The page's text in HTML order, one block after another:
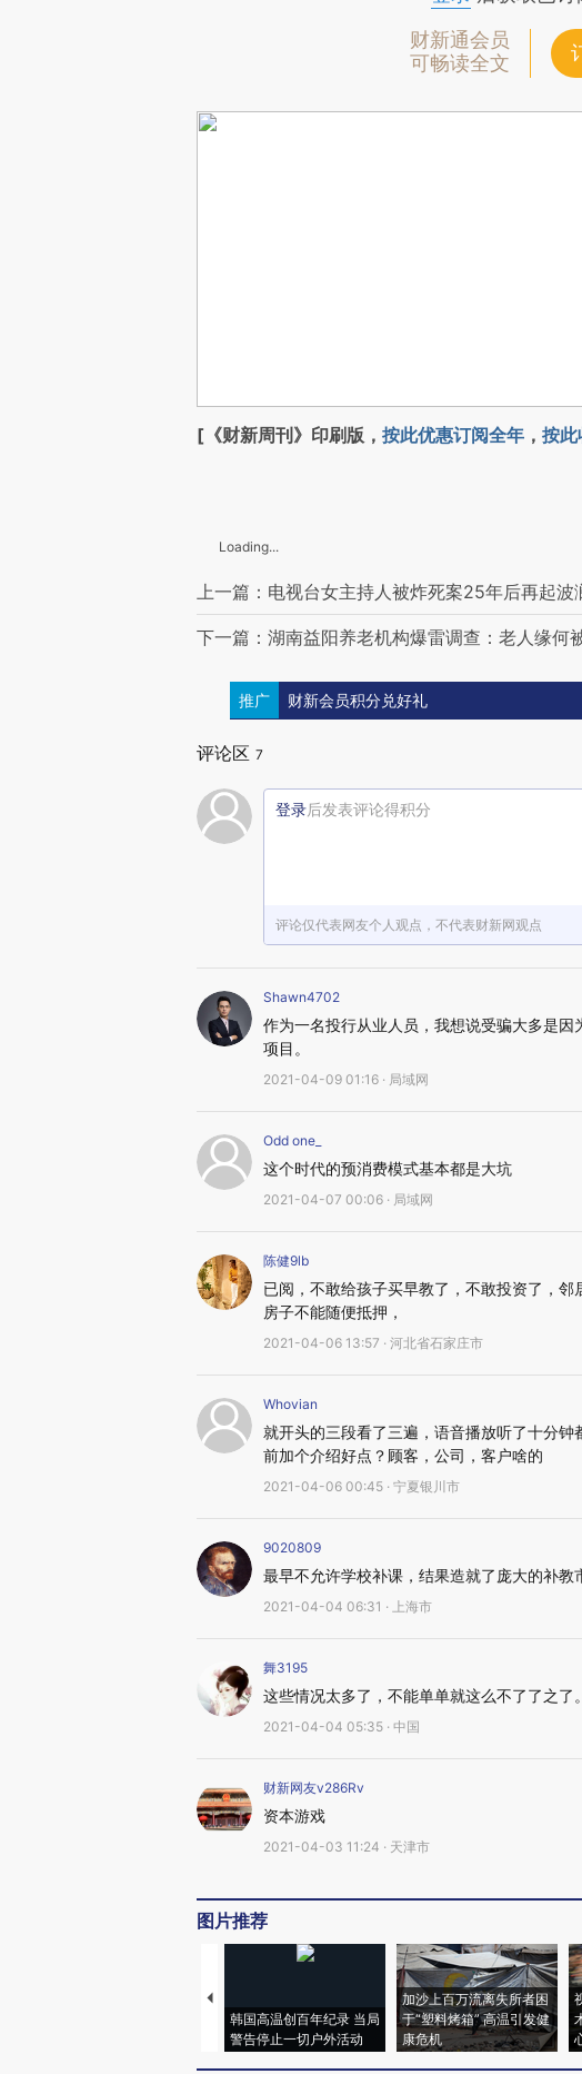
财新通会员
可畅读全文
[《财新周刊》印刷版， 按此优惠订阅全年 ， 按此
Loading...
上一篇：电视台女主持人被炸死案25年后再起波
下一篇：湖南益阳养老机构爆雷调查：老人缘何
推广 财新会员积分兑好礼
评论区 7
登录后发表评论得积分
评论仅代表网友个人观点，不代表财新网观点
Shawn4702
作为一名投行从业人员，我想说受骗大多是
项目。
2021-04-09 01:16 · 局域网
Odd one_
这个时代的预消费模式基本都是大坑
2021-04-07 00:06 · 局域网
陈健9lb
已阅，不敢给孩子买早教了，不敢投资了，邻
房子不能随便抵押，
2021-04-06 13:57 · 河北省石家庄市
Whovian
就开头的三段看了三遍，语音播放听了十分
前加个介绍好点？顾客，公司，客户啥的
2021-04-06 00:45 · 宁夏银川市
9020809
最早不允许学校补课，结果造就了庞大的补教
2021-04-04 06:31 · 上海市
舞3195
这些情况太多了，不能单单就这么不了了之了。
2021-04-04 05:35 · 中国
财新网友v286Rv
资本游戏
2021-04-03 11:24 · 天津市
图片推荐
韩国高温创百年纪录 当局
警告停止一切户外活动
加沙上百万流离失所者困
于“塑料烤箱” 高温引发健
康危机